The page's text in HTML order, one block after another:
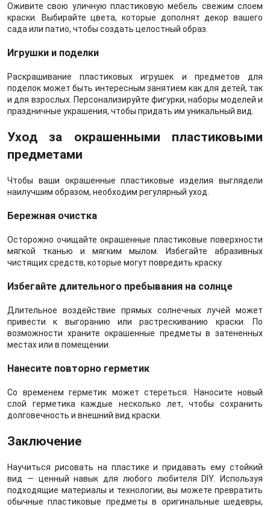
Оживите свою уличную пластиковую мебель свежим слоем
краски. Выбирайте цвета, которые дополнят декор вашего
сада или патио, чтобы создать целостный образ.
Игрушки и поделки
Раскрашивание пластиковых игрушек и предметов для
поделок может быть интересным занятием как для детей, так
и для взрослых. Персонализируйте фигурки, наборы моделей и
праздничные украшения, чтобы придать им уникальный вид.
Уход за окрашенными пластиковыми
предметами
Чтобы ваши окрашенные пластиковые изделия выглядели
наилучшим образом, необходим регулярный уход.
Бережная очистка
Осторожно очищайте окрашенные пластиковые поверхности
мягкой тканью и мягким мылом. Избегайте абразивных
чистящих средств, которые могут повредить краску.
Избегайте длительного пребывания на солнце
Длительное воздействие прямых солнечных лучей может
привести к выгоранию или растрескиванию краски. По
возможности храните окрашенные предметы в затененных
местах или в помещении.
Нанесите повторно герметик
Со временем герметик может стереться. Наносите новый
слой герметика каждые несколько лет, чтобы сохранить
долговечность и внешний вид краски.
Заключение
Научиться рисовать на пластике и придавать ему стойкий
вид — ценный навык для любого любителя DIY. Используя
подходящие материалы и технологии, вы можете превратить
обычные пластиковые предметы в оригинальные шедевры,